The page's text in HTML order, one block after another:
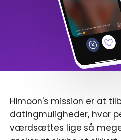
Himoon's mission er at
datingmuligheder, hvor
værdsættes lige så